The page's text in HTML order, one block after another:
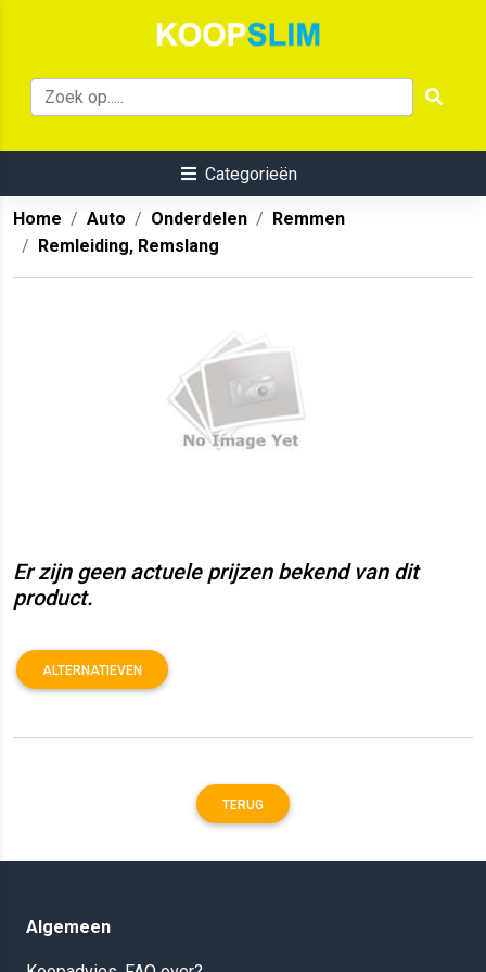
Categorieën
Home Auto Onderdelen
Remmen
Remleiding, Remslang
Er zijn geen actuele prijzen bekend van dit
product.
ALTERNATIEVEN
TERUG
Algemeen